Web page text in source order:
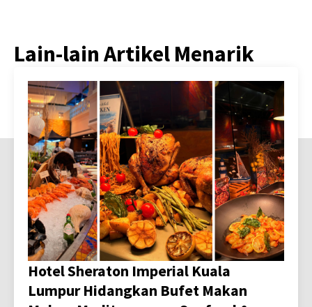
Lain-lain Artikel Menarik
Hotel Sheraton Imperial Kuala
Lumpur Hidangkan Bufet Makan